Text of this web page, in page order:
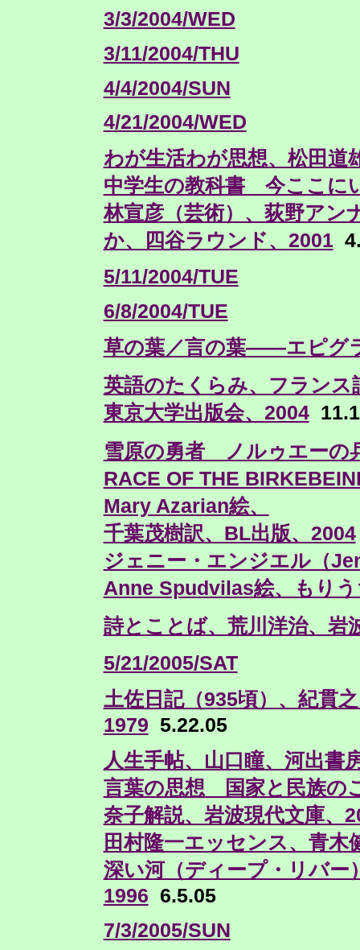
3/3/2004/WED
3/11/2004/THU
4/4/2004/SUN
4/21/2004/WED
わが生活わが思想、松田道
中学生の教科書 今ここに
林宣彦（芸術）、荻野アン
か、四谷ラウンド、2001
5/11/2004/TUE
6/8/2004/TUE
草の葉／言の葉——エピグ
英語のたくらみ、フランス
東京大学出版会、2004
雪原の勇者 ノルゥエーの
RACE OF THE
Mary Azarian絵、
千葉茂樹訳、BL出版、2004
ジェニー・エンジエル（
Anne Spudvilas絵、もり
詩とことば、荒川洋治、岩
5/21/2005/SAT
土佐日記（935頃）、紀貫
1979 5.22.05
人生手帖、山口瞳、河出書
言葉の思想 国家と民族の
奈子解説、岩波現代文庫、
田村隆一エッセンス、青木
深い河（ディープ・リバー
1996 6.5.05
7/3/2005/SUN